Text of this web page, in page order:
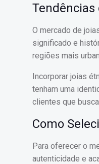
Tendências
O mercado de
significado e
regiões mais
Incorporar joias
tenham uma
clientes que
Como
Para oferecer o
autenticidade e